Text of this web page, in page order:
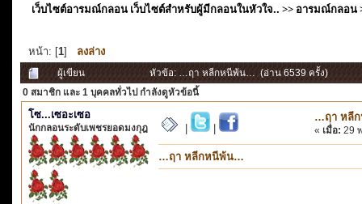
เว็บไซต์อารมณ์กลอน เว็บไซต์สำหรับผู้มีกลอนในหัวใจ.. >> อารมณ์กลอน
หน้า: [1] ลงล่าง
ผู้เขียน
หัวข้อ: …ฤา หลีกหนีพ้น… (อ่าน 6539 ครั้ง)
0 สมาชิก และ 1 บุคคลทั่วไป กำลังดูหัวข้อนี้
โซ...เซอะเซอ
นักกลอนระดับเพชรยอดมงกุฎ
…ฤา หลี
« เมื่อ: 29
…ฤา หลีกหนีพ้น…